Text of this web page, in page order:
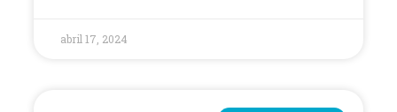
abril 17, 2024